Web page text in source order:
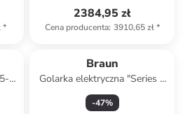
*
2384,95 zł
Cena producenta: 3910,65 zł*
Braun
Golarka elektryczna "Series 9
9610s" w kolorze czarnym
-47%